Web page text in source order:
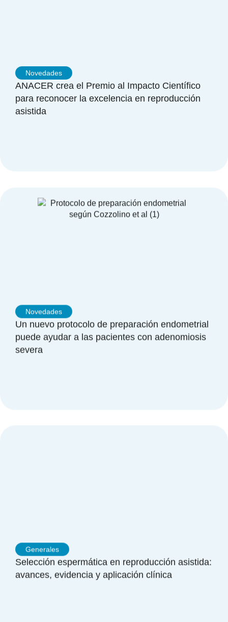
Novedades
ANACER crea el Premio al Impacto Científico
para reconocer la excelencia en reproducción
asistida
Novedades
Un nuevo protocolo de preparación endometrial
puede ayudar a las pacientes con adenomiosis
severa
Generales
Selección espermática en reproducción asistida:
avances, evidencia y aplicación clínica